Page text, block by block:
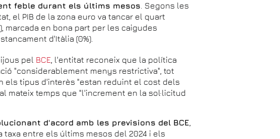
feble durant els últims mesos . Segons les
el PIB de la zona euro va tancar el quart
marcada en bona part per les caigudes
d'Itàlia (0%).
pel BCE , l'entitat reconeix que la política
"considerablement menys restrictiva", tot
els tipus d'interès "estan reduint el cost dels
mateix temps que "l'increment en la sol·licitud
d'acord amb les previsions del BCE
taxa entre els últims mesos del 2024 i els